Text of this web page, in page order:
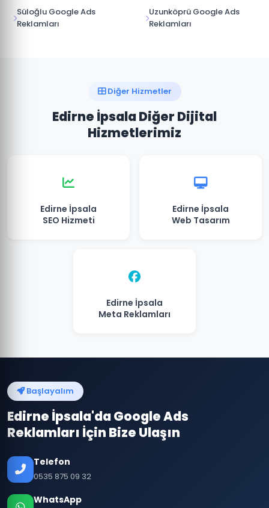
Süloğlu Google Ads
Reklamları
Uzunköprü Google Ads
Reklamları
Diğer Hizmetler
Edirne İpsala Diğer Dijital
Hizmetlerimiz
Edirne İpsala
SEO Hizmeti
Edirne İpsala
Web Tasarım
Edirne İpsala
Meta Reklamları
Başlayalım
Edirne İpsala'da Google Ads
Reklamları İçin Bize Ulaşın
Telefon
0535 875 09 32
WhatsApp